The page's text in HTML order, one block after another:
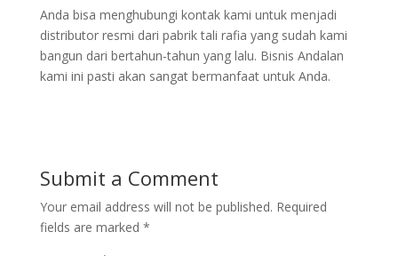
Anda bisa menghubungi kontak kami untuk menjadi
distributor resmi dari pabrik tali rafia yang sudah kami
bangun dari bertahun-tahun yang lalu. Bisnis Andalan
kami ini pasti akan sangat bermanfaat untuk Anda.
Submit a Comment
Your email address will not be published. Required
fields are marked *